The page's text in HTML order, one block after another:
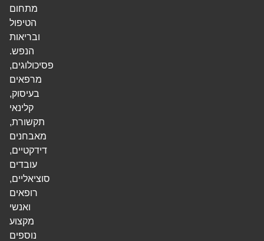
מתחום
הטיפול
ובריאות
הנפש.
פסיכולוגים,
מרפאים
בעיסוק,
קלינאי
תקשורת,
מאבחנים
דידקטיים,
עובדים
סוציאליים,
רופאים
ואנשי
מקצוע
נוספים